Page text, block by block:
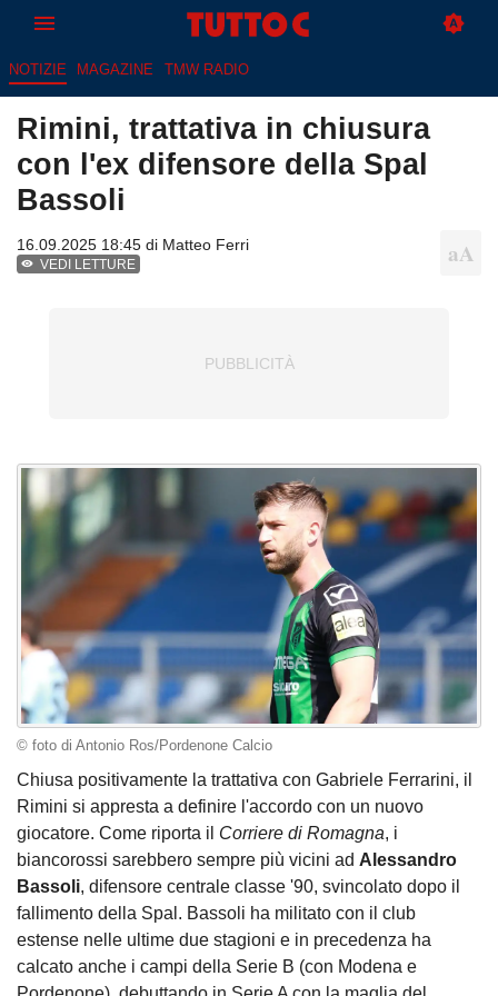
NOTIZIE MAGAZINE TMW RADIO
Rimini, trattativa in chiusura
con l'ex difensore della Spal
Bassoli
16.09.2025 18:45 di Matteo Ferri
VEDI LETTURE
© foto di Antonio Ros/Pordenone Calcio
Chiusa positivamente la trattativa con Gabriele Ferrarini, il
Rimini si appresta a definire l'accordo con un nuovo
giocatore. Come riporta il Corriere di Romagna, i
biancorossi sarebbero sempre più vicini ad Alessandro
Bassoli, difensore centrale classe '90, svincolato dopo il
fallimento della Spal. Bassoli ha militato con il club
estense nelle ultime due stagioni e in precedenza ha
calcato anche i campi della Serie B (con Modena e